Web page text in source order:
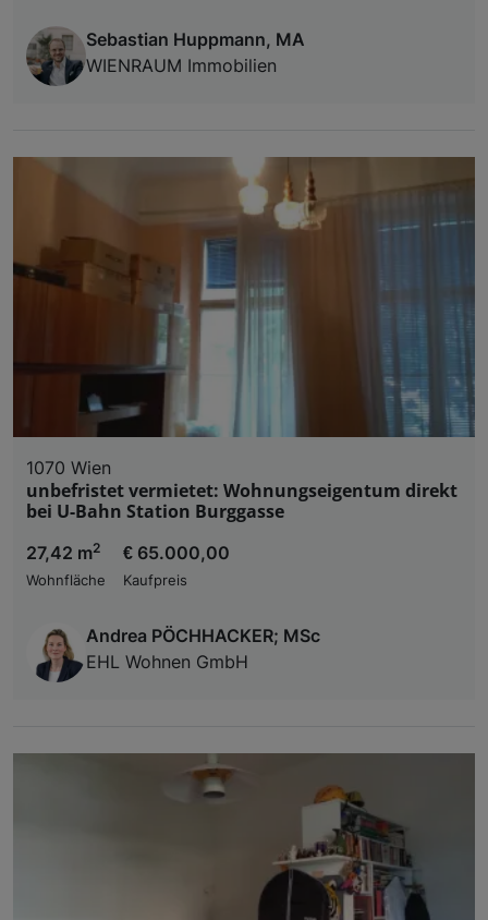
Sebastian Huppmann, MA
WIENRAUM Immobilien
1070 Wien
unbefristet vermietet: Wohnungseigentum direkt
bei U-Bahn Station Burggasse
27,42 m2
Wohnfläche
€ 65.000,00
Kaufpreis
Andrea PÖCHHACKER; MSc
EHL Wohnen GmbH